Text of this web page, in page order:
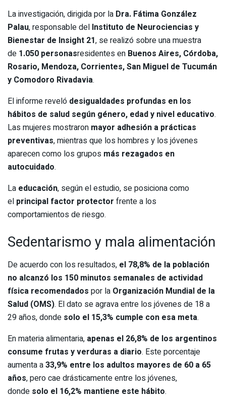
La investigación, dirigida por la Dra. Fátima González
Palau, responsable del Instituto de Neurociencias y
Bienestar de Insight 21, se realizó sobre una muestra
de 1.050 personasresidentes en Buenos Aires, Córdoba,
Rosario, Mendoza, Corrientes, San Miguel de Tucumán
y Comodoro Rivadavia.
El informe reveló desigualdades profundas en los
hábitos de salud según género, edad y nivel educativo.
Las mujeres mostraron mayor adhesión a prácticas
preventivas, mientras que los hombres y los jóvenes
aparecen como los grupos más rezagados en
autocuidado.
La educación, según el estudio, se posiciona como
el principal factor protector frente a los
comportamientos de riesgo.
Sedentarismo y mala alimentación
De acuerdo con los resultados, el 78,8% de la población
no alcanzó los 150 minutos semanales de actividad
física recomendados por la Organización Mundial de la
Salud (OMS). El dato se agrava entre los jóvenes de 18 a
29 años, donde solo el 15,3% cumple con esa meta.
En materia alimentaria, apenas el 26,8% de los argentinos
consume frutas y verduras a diario. Este porcentaje
aumenta a33,9% entre los adultos mayores de 60 a 65
años, pero cae drásticamente entre los jóvenes,
donde solo el 16,2% mantiene este hábito.